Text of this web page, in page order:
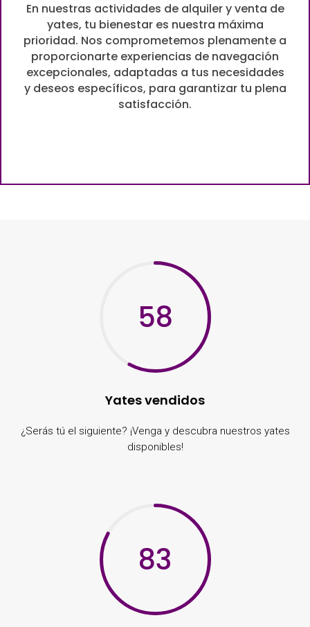
En nuestras actividades de alquiler y venta de
yates, tu bienestar es nuestra máxima
prioridad. Nos comprometemos plenamente a
proporcionarte experiencias de navegación
excepcionales, adaptadas a tus necesidades
y deseos específicos, para garantizar tu plena
satisfacción.
58
Yates vendidos
¿Serás tú el siguiente? ¡Venga y descubra nuestros yates
disponibles!
83